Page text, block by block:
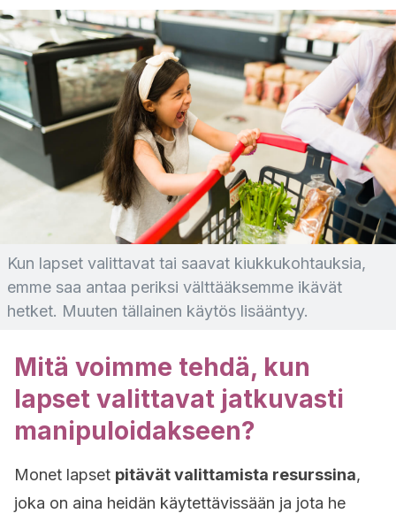
Kun lapset valittavat tai saavat kiukkukohtauksia,
emme saa antaa periksi välttääksemme ikävät
hetket. Muuten tällainen käytös lisääntyy.
Mitä voimme tehdä, kun
lapset valittavat jatkuvasti
manipuloidakseen?
Monet lapset pitävät valittamista resurssina,
joka on aina heidän käytettävissään ja jota he